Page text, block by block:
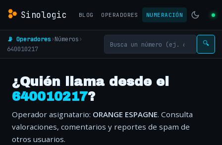
Sinologic BLOG OPERADORES NUMERACIÓN
📡 Operadores›Números›
640010217
🔍
¿Quién llama desde el
640010217?
Operador asignatario: ORANGE ESPAGNE. Consulta
valoraciones, comentarios y reportes de spam de
otros usuarios.